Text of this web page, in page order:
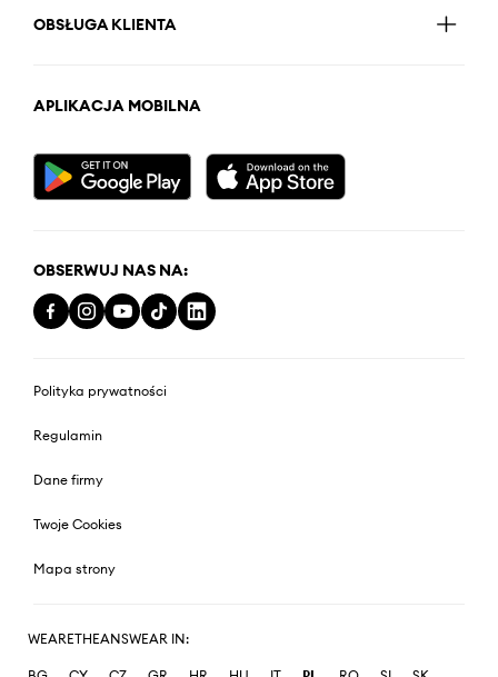
OBSŁUGA KLIENTA
APLIKACJA MOBILNA
OBSERWUJ NAS NA:
Polityka prywatności
Regulamin
Dane firmy
Twoje Cookies
Mapa strony
WEARETHEANSWEAR IN: